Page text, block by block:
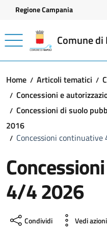
Vai ai contenuti
Vai al footer
Regione Campania
Comune
Home Articoli tematici
Concessioni e
Concessioni di suolo
2016
Concessioni
4/4 2026
Condividi Vedi azioni